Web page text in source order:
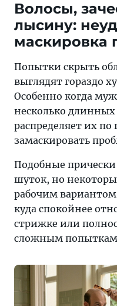
Волосы,
лысину:
маскировка
Попытки скрыть
выглядят гораздо
Особенно когда
несколько длинных
распределяет их по
замаскировать
Подобные
шуток, но
рабочим
куда спокойнее
стрижке или
сложным попыткам